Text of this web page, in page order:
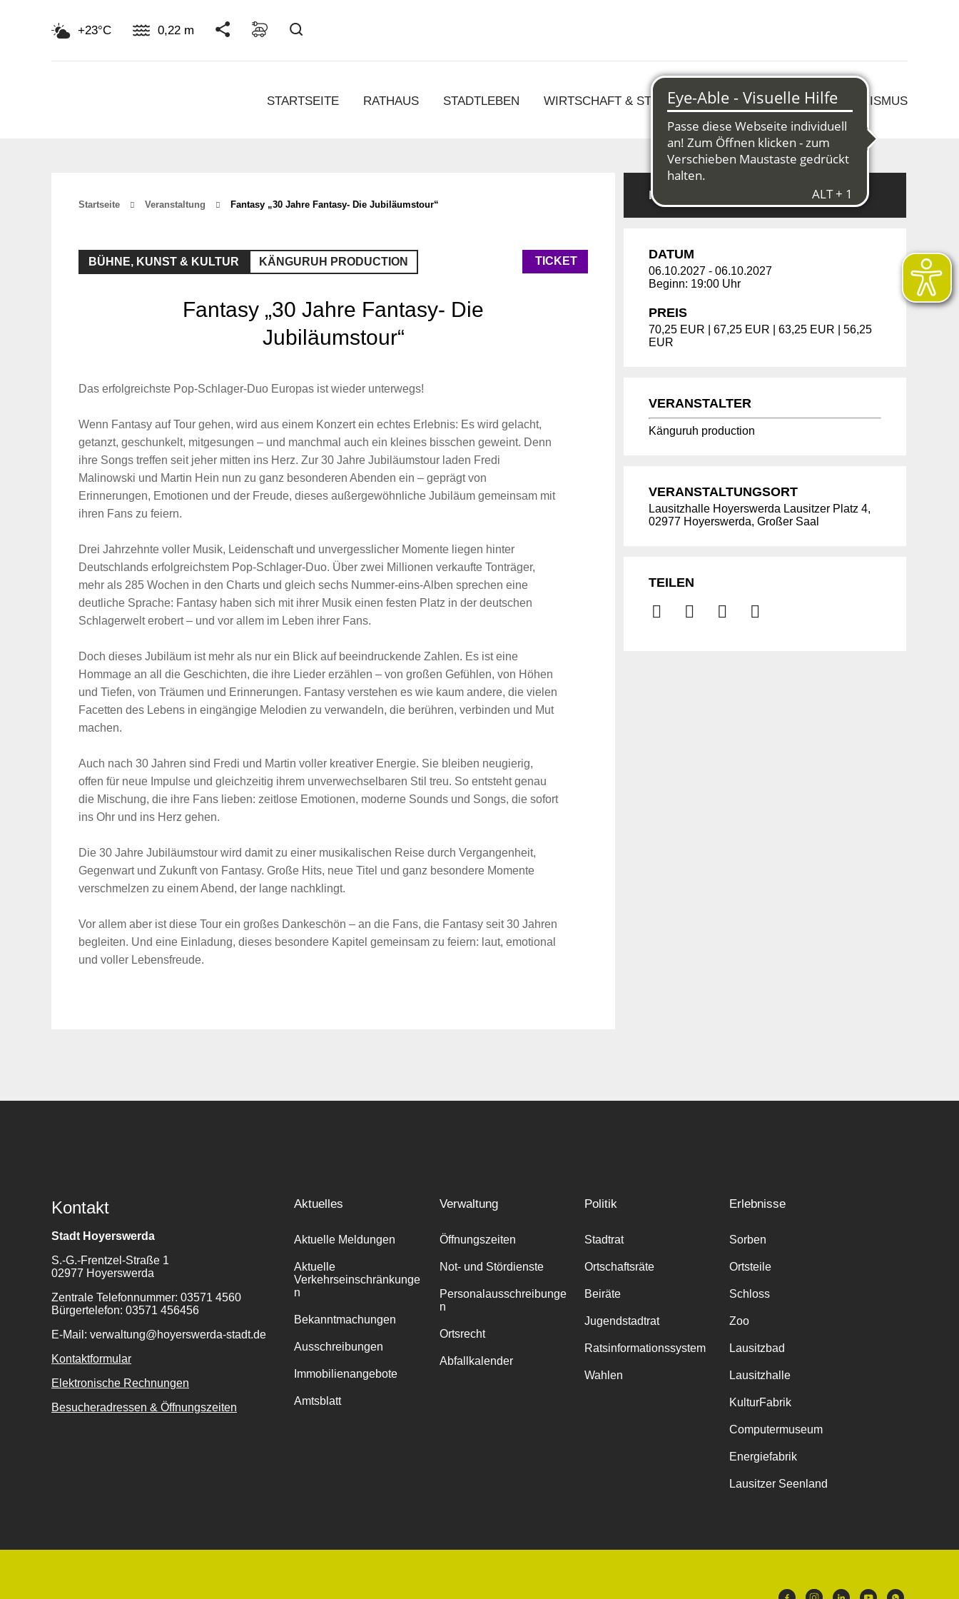
+23°C 0,22 m
STARTSEITE RATHAUS STADTLEBEN WIRTSCHAFT & STRUKTURWANDEL KULTUR & TOURISMUS
Suche
Startseite Veranstaltung Fantasy „30 Jahre Fantasy- Die Jubiläumstour“
BÜHNE, KUNST & KULTUR KÄNGURUH PRODUCTION TICKET
Fantasy „30 Jahre Fantasy- Die
Jubiläumstour“
Das erfolgreichste Pop-Schlager-Duo Europas ist wieder unterwegs!
Wenn Fantasy auf Tour gehen, wird aus einem Konzert ein echtes Erlebnis: Es wird gelacht,
getanzt, geschunkelt, mitgesungen – und manchmal auch ein kleines bisschen geweint. Denn
ihre Songs treffen seit jeher mitten ins Herz. Zur 30 Jahre Jubiläumstour laden Fredi
Malinowski und Martin Hein nun zu ganz besonderen Abenden ein – geprägt von
Erinnerungen, Emotionen und der Freude, dieses außergewöhnliche Jubiläum gemeinsam mit
ihren Fans zu feiern.
Drei Jahrzehnte voller Musik, Leidenschaft und unvergesslicher Momente liegen hinter
Deutschlands erfolgreichstem Pop-Schlager-Duo. Über zwei Millionen verkaufte Tonträger,
mehr als 285 Wochen in den Charts und gleich sechs Nummer-eins-Alben sprechen eine
deutliche Sprache: Fantasy haben sich mit ihrer Musik einen festen Platz in der deutschen
Schlagerwelt erobert – und vor allem im Leben ihrer Fans.
Doch dieses Jubiläum ist mehr als nur ein Blick auf beeindruckende Zahlen. Es ist eine
Hommage an all die Geschichten, die ihre Lieder erzählen – von großen Gefühlen, von Höhen
und Tiefen, von Träumen und Erinnerungen. Fantasy verstehen es wie kaum andere, die vielen
Facetten des Lebens in eingängige Melodien zu verwandeln, die berühren, verbinden und Mut
machen.
Auch nach 30 Jahren sind Fredi und Martin voller kreativer Energie. Sie bleiben neugierig,
offen für neue Impulse und gleichzeitig ihrem unverwechselbaren Stil treu. So entsteht genau
die Mischung, die ihre Fans lieben: zeitlose Emotionen, moderne Sounds und Songs, die sofort
ins Ohr und ins Herz gehen.
Die 30 Jahre Jubiläumstour wird damit zu einer musikalischen Reise durch Vergangenheit,
Gegenwart und Zukunft von Fantasy. Große Hits, neue Titel und ganz besondere Momente
verschmelzen zu einem Abend, der lange nachklingt.
Vor allem aber ist diese Tour ein großes Dankeschön – an die Fans, die Fantasy seit 30 Jahren
begleiten. Und eine Einladung, dieses besondere Kapitel gemeinsam zu feiern: laut, emotional
und voller Lebensfreude.
Informationen
DATUM
06.10.2027 - 06.10.2027
Beginn: 19:00 Uhr
PREIS
70,25 EUR | 67,25 EUR | 63,25 EUR | 56,25
EUR
VERANSTALTER
Känguruh production
VERANSTALTUNGSORT
Lausitzhalle Hoyerswerda Lausitzer Platz 4,
02977 Hoyerswerda, Großer Saal
TEILEN
Kontakt
Stadt Hoyerswerda
S.-G.-Frentzel-Straße 1
02977 Hoyerswerda
Zentrale Telefonnummer: 03571 4560
Bürgertelefon: 03571 456456
E-Mail: verwaltung@hoyerswerda-stadt.de
Kontaktformular
Elektronische Rechnungen
Besucheradressen & Öffnungszeiten
Aktuelles
Aktuelle Meldungen
Aktuelle
Verkehrseinschränkunge
n
Bekanntmachungen
Ausschreibungen
Immobilienangebote
Amtsblatt
Verwaltung
Öffnungszeiten
Not- und Stördienste
Personalausschreibunge
n
Ortsrecht
Abfallkalender
Politik
Stadtrat
Ortschaftsräte
Beiräte
Jugendstadtrat
Ratsinformationssystem
Wahlen
Erlebnisse
Sorben
Ortsteile
Schloss
Zoo
Lausitzbad
Lausitzhalle
KulturFabrik
Computermuseum
Energiefabrik
Lausitzer Seenland